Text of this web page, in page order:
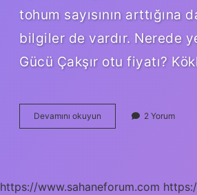
tohum sayısının arttığına
bilgiler de vardır. Nerede
Gücü Çakşır otu fiyatı?
Devamını okuyun
Otu
2 Yorum
https://www.sahaneforum.com